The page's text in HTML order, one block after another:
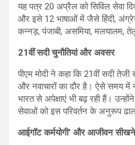
यह पत्र 20 अप्रैल को सिविल सेवा
और इसे 12 भाषाओं में जैसे हिंदी,
कन्नड़, पंजाबी, असमिया, मलयालम,
21वीं सदी चुनौतियां और अवसर
पीएम मोदी ने कहा कि 21वीं सदी तेजी
और नवाचारों का दौर है। ऐसे समय में
भारत से अपेक्षाएं भी बढ़ रही हैं।
सेवाओं को इस परिवर्तन के अनुरूप
आईगॉट कर्मयोगी’ और आजीवन